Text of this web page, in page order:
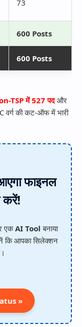
73
600 Posts
600 Posts
TSP में 527 पदऔर
की कट-ऑफ में भारी
फाइनल
करें!
एकAI Tool बनाया
कि आपका सिलेक्शन
»